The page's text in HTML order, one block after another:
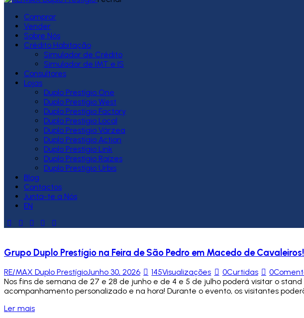
Comprar
Vender
Sobre Nós
Crédito Habitação
Simulador de Crédito
Simulador de IMT e IS
Consultores
Lojas
Duplo Prestígio One
Duplo Prestígio West
Duplo Prestígio Factory
Duplo Prestígio Local
Duplo Prestígio Várzea
Duplo Prestígio Action
Duplo Prestígio Link
Duplo Prestígio Raízes
Duplo Prestígio Urbis
Blog
Contactos
Junta-te a Nós
EN
Grupo Duplo Prestígio na Feira de São Pedro em Macedo de Cavaleiros!
RE/MAX Duplo PrestígioJunho 30, 2026 145Visualizações 0Curtidas 0
Nos fins de semana de 27 e 28 de junho e de 4 e 5 de julho poderá visitar o
acompanhamento personalizado e na hora! Durante o evento, os visitantes
Ler mais